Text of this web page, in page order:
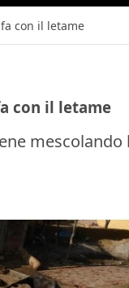
con il letame
con il letame